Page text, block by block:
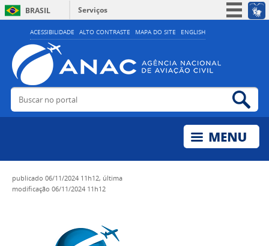
ACESSIBILIDADE ALTO CONTRASTE MAPA DO SITE ENGLISH
BRASIL
Serviços
Simplifique!
Acesso à informação
Legislação
Buscar no portal
publicado 06/11/2024 11h12, última
modificação 06/11/2024 11h12